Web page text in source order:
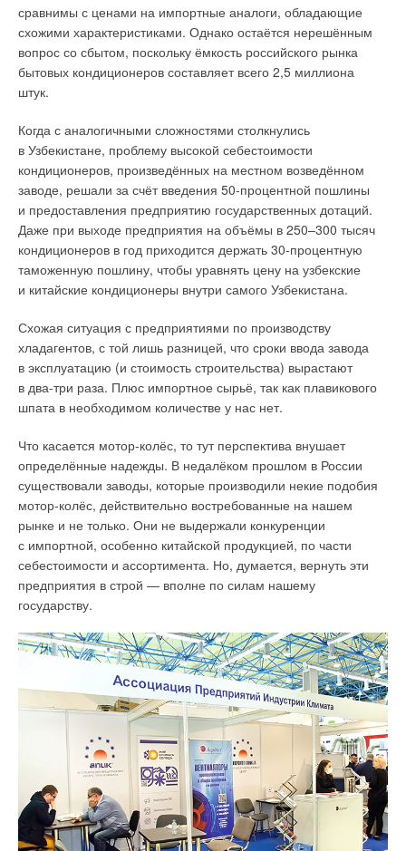
сравнимы с ценами на импортные аналоги, обладающие
схожими характеристиками. Однако остаётся нерешённым
вопрос со сбытом, поскольку ёмкость российского рынка
бытовых кондиционеров составляет всего 2,5 миллиона
штук.
Когда с аналогичными сложностями столкнулись
в Узбекистане, проблему высокой себестоимости
кондиционеров, произведённых на местном возведённом
заводе, решали за счёт введения 50-процентной пошлины
и предоставления предприятию государственных дотаций.
Даже при выходе предприятия на объёмы в 250–300 тысяч
кондиционеров в год приходится держать 30-процентную
таможенную пошлину, чтобы уравнять цену на узбекские
и китайские кондиционеры внутри самого Узбекистана.
Схожая ситуация с предприятиями по производству
хладагентов, с той лишь разницей, что сроки ввода завода
в эксплуатацию (и стоимость строительства) вырастают
в два-три раза. Плюс импортное сырьё, так как плавикового
шпата в необходимом количестве у нас нет.
Что касается мотор-колёс, то тут перспектива внушает
определённые надежды. В недалёком прошлом в России
существовали заводы, которые производили некие подобия
мотор-колёс, действительно востребованные на нашем
рынке и не только. Они не выдержали конкуренции
с импортной, особенно китайской продукцией, по части
себестоимости и ассортимента. Но, думается, вернуть эти
предприятия в строй — вполне по силам нашему
государству.
Далее указывается, что «средний коэффициент
теплопередачи ограждений здания определён по формуле
(Ж. 1) из СП 50:
Максимальное из найденных значений коэффициентов
теплопередачи ограждений получено для Краснодара —
0,691 Вт/( м²·К), минимальное для Красноярска — 0,414
Вт/( м²·К), для Москвы получили 0,505 Вт/( м²·К)».
Но в формуле (Ж. 1) из Приложения Ж СП 50, на которую
ссылаются авторы статьи, определяется не средний
коэффициент теплопередачи ограждений здания kобщ
[Вт/( м²·°C)], а удельная теплозащитная характеристика
здания kоб [Вт/( м³·°C)] — они и по размерности отличаются.
Общий коэффициент теплопередачи ограждений здания
kобщ [Вт/( м²·°C)] находится из формулы (Ж. 2), близкой
к (Ж. 1), но отличающейся тем, что вместо отапливаемого
объёма здания Vот в формуле, приведённой в статье,
указана сумма площадей всех наружных ограждений
теплозащитной оболочки здания Aнсум.
Чтобы избежать этого неизвестного Aнсум по формуле (Ж.
2), надо в знаменателе вместо Aнсум подставить VотКкомп,
«компоновки», как в статье. Вероятно, значения kобщ будут
отличаться при этом от приведённых в статье в абзаце после
первой формулы.
Теперь переходим к определению мощности системы
отопления. Поскольку о жилой площади, как и о расходе
теплоты на нагрев вентиляционного воздуха, в статье ничего
не говорится, предположим, что из известных нам значений
тепловая мощность системы отопления дома площадью Aот
= 300 м², построенного в климатических условиях города
Москвы, была определена по формуле: